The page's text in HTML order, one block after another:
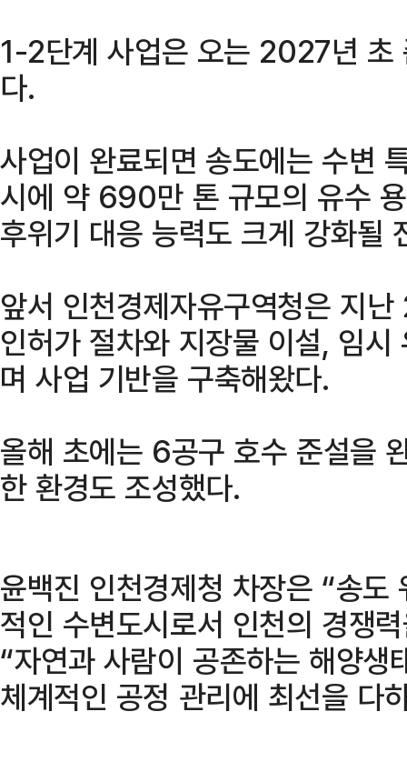
1-2단계 사업은 오는 2027년 초
다.
사업이 완료되면 송도에는 수변
시에 약 690만 톤 규모의 유수
후위기 대응 능력도 크게 강화될
앞서 인천경제자유구역청은 지
인허가 절차와 지장물 이설, 임
며 사업 기반을 구축해왔다.
올해 초에는 6공구 호수 준설을
한 환경도 조성했다.
윤백진 인천경제청 차장은 “송
적인 수변도시로서 인천의 경쟁
“자연과 사람이 공존하는 해양생
체계적인 공정 관리에 최선을 다